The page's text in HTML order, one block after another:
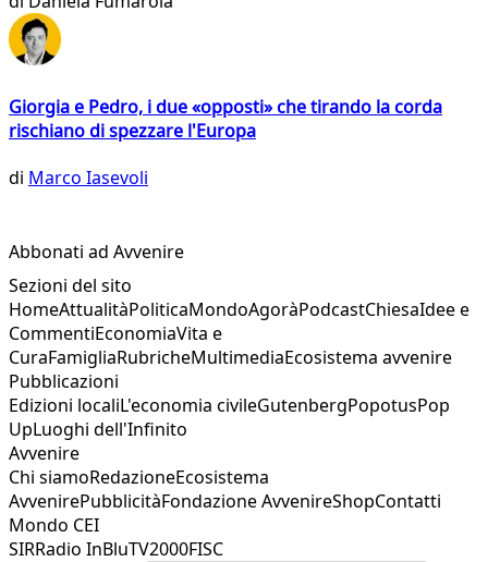
Giorgia e Pedro, i due «opposti» che tirando la corda
rischiano di spezzare l'Europa
di Marco Iasevoli
Abbonati ad Avvenire
Sezioni del sito
HomeAttualitàPoliticaMondoAgoràPodcastChiesaIdee e
CommentiEconomiaVita e
CuraFamigliaRubricheMultimediaEcosistema avvenire
Pubblicazioni
Edizioni localiL'economia civileGutenbergPopotusPop
UpLuoghi dell'Infinito
Avvenire
Chi siamoRedazioneEcosistema
AvvenirePubblicitàFondazione AvvenireShopContatti
Mondo CEI
SIRRadio InBluTV2000FISC